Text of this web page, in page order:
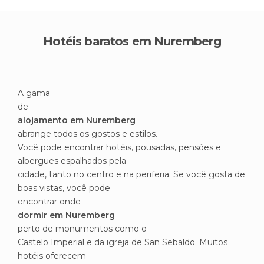
Hotéis baratos em Nuremberg
A gama
de
alojamento em Nuremberg
abrange todos os gostos e estilos.
Você pode encontrar hotéis, pousadas, pensões e
albergues espalhados pela
cidade, tanto no centro e na periferia. Se você gosta de
boas vistas, você pode
encontrar onde
dormir em Nuremberg
perto de monumentos como o
Castelo Imperial e da igreja de San Sebaldo. Muitos
hotéis oferecem